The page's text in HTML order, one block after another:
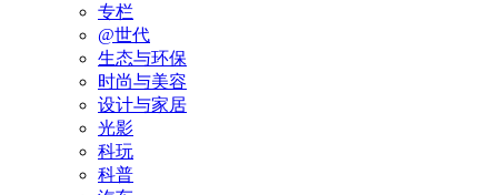
专栏
@世代
生态与环保
时尚与美容
设计与家居
光影
科玩
科普